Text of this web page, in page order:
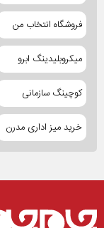
فروشگاه انتخاب من
میکروبلیدینگ ابرو
کوچینگ سازمانی
خرید میز اداری مدرن